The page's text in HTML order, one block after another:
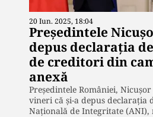
20 Iun. 2025, 18:04
Preşedintele
depus declarația
de creditori din
anexă
Președintele României,
vineri că și-a depus declarația
Națională de Integritate